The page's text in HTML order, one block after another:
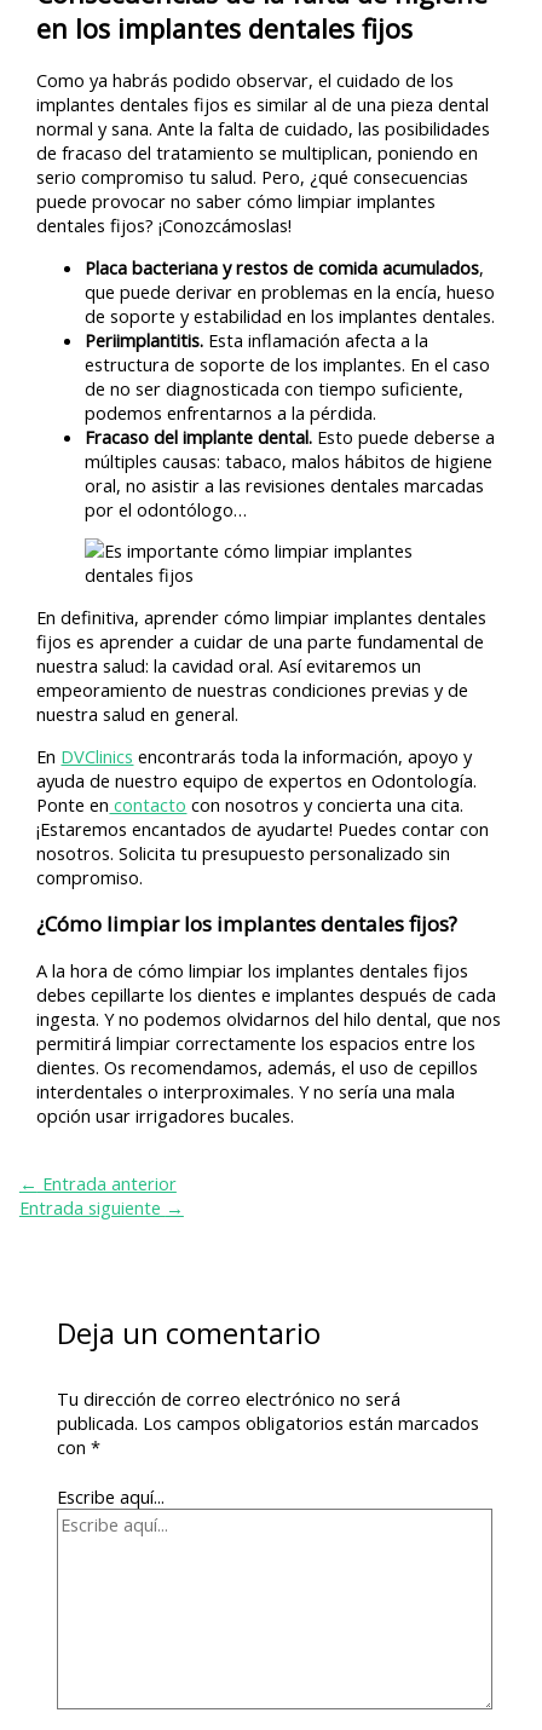
en los implantes dentales fijos
Como ya habrás podido observar, el cuidado de los
implantes dentales fijos es similar al de una pieza dental
normal y sana. Ante la falta de cuidado, las posibilidades
de fracaso del tratamiento se multiplican, poniendo en
serio compromiso tu salud. Pero, ¿qué consecuencias
puede provocar no saber cómo limpiar implantes
dentales fijos? ¡Conozcámoslas!
Placa bacteriana y restos de comida acumulados,
que puede derivar en problemas en la encía, hueso
de soporte y estabilidad en los implantes dentales.
Periimplantitis. Esta inflamación afecta a la
estructura de soporte de los implantes. En el caso
de no ser diagnosticada con tiempo suficiente,
podemos enfrentarnos a la pérdida.
Fracaso del implante dental. Esto puede deberse a
múltiples causas: tabaco, malos hábitos de higiene
oral, no asistir a las revisiones dentales marcadas
por el odontólogo…
En definitiva, aprender cómo limpiar implantes dentales
fijos es aprender a cuidar de una parte fundamental de
nuestra salud: la cavidad oral. Así evitaremos un
empeoramiento de nuestras condiciones previas y de
nuestra salud en general.
En DVClinics encontrarás toda la información, apoyo y
ayuda de nuestro equipo de expertos en Odontología.
Ponte en contacto con nosotros y concierta una cita.
¡Estaremos encantados de ayudarte! Puedes contar con
nosotros. Solicita tu presupuesto personalizado sin
compromiso.
¿Cómo limpiar los implantes dentales fijos?
A la hora de cómo limpiar los implantes dentales fijos
debes cepillarte los dientes e implantes después de cada
ingesta. Y no podemos olvidarnos del hilo dental, que nos
permitirá limpiar correctamente los espacios entre los
dientes. Os recomendamos, además, el uso de cepillos
interdentales o interproximales. Y no sería una mala
opción usar irrigadores bucales.
← Entrada anterior
Entrada siguiente →
Deja un comentario
Tu dirección de correo electrónico no será
publicada. Los campos obligatorios están marcados
con*
Escribe aquí...